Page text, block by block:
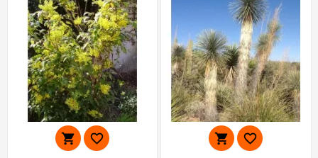
   